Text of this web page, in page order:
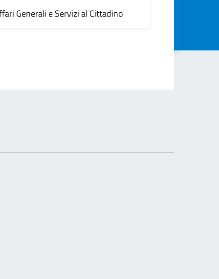
Generali e Servizi al Cittadino